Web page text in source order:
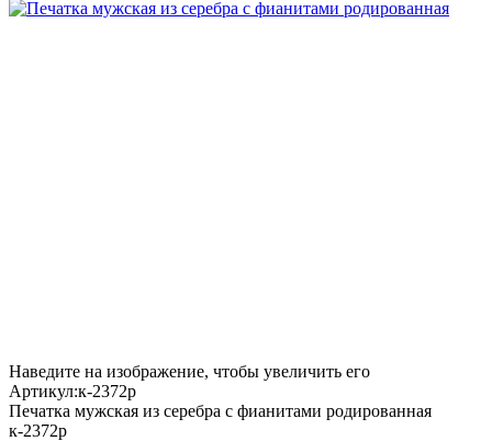
Наведите на изображение, чтобы увеличить его
Артикул:к-2372р
Печатка мужская из серебра с фианитами родированная
к-2372р